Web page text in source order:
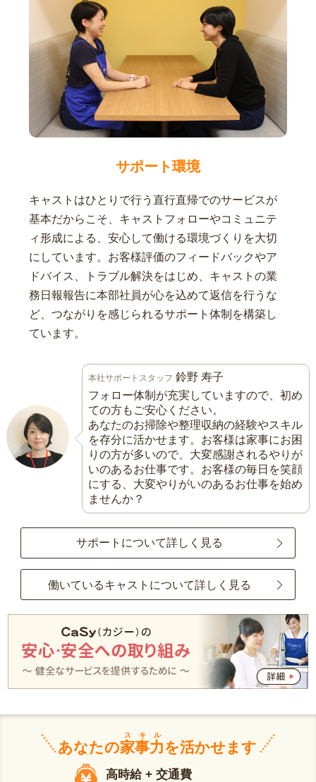
サポート環境
キャストはひとりで行う直行直帰でのサービスが
基本だからこそ、キャストフォローやコミュニテ
ィ形成による、安心して働ける環境づくりを大切
にしています。お客様評価のフィードバックやア
ドバイス、トラブル解決をはじめ、キャストの業
務日報報告に本部社員が心を込めて返信を行うな
ど、つながりを感じられるサポート体制を構築し
ています。
本社サポートスタッフ 鈴野 寿子
フォロー体制が充実していますので、初め
ての方もご安心ください。
あなたのお掃除や整理収納の経験やスキル
を存分に活かせます。お客様は家事にお困
りの方が多いので、大変感謝されるやりが
いのあるお仕事です。お客様の毎日を笑顔
にする、大変やりがいのあるお仕事を始め
ませんか？
サポートについて詳しく見る
働いているキャストについて詳しく見る
あなたの家事力
スキル
を活かせます
高時給 + 交通費